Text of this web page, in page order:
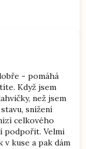
- pomáhá
Když jsem
než jsem
snížení
celkového
podpořit. Velmi
kuse a pak dám